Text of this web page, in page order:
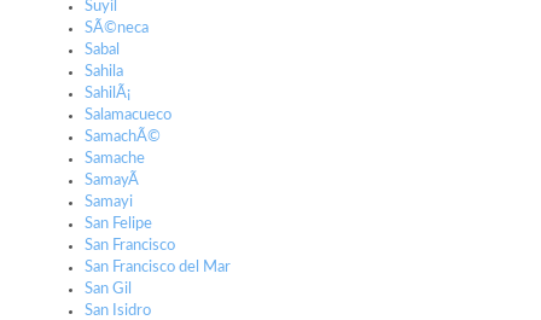
Suyil
SÃ©neca
Sabal
Sahila
SahilÃ¡
Salamacueco
SamachÃ©
Samache
SamayÃ­
Samayi
San Felipe
San Francisco
San Francisco del Mar
San Gil
San Isidro